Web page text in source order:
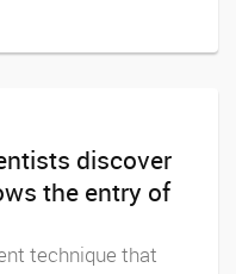
discover
the entry of
technique that